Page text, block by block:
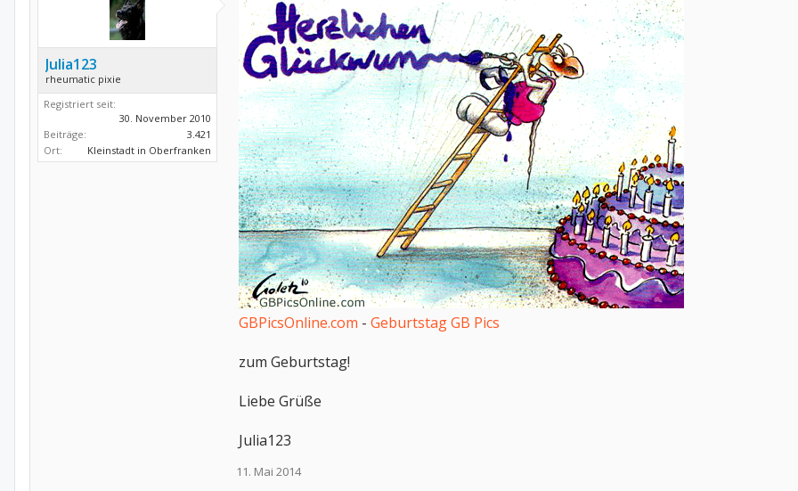
Julia123
rheumatic pixie
Registriert seit:
30. November 2010
Beiträge:
3.421
Ort:
Kleinstadt in Oberfranken
GBPicsOnline.com - Geburtstag GB Pics
zum Geburtstag!
Liebe Grüße
Julia123
11. Mai 2014